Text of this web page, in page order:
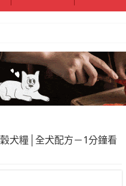
犬糧│全犬配方－1分鐘看